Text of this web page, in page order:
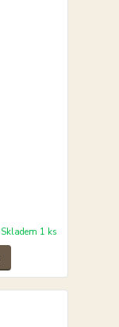
Skladem 1 ks